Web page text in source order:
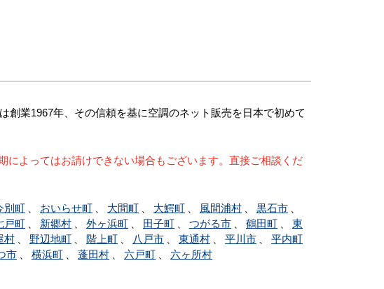
業1967年、その信頼を基に空調のネット販売を日本で初めて
よってはお請けできない場合もございます。直接ご相談くだ
別町 おいらせ町 大間町 大鰐町 風間浦村 黒石市
戸町 新郷村 外ヶ浜町 田子町 つがる市 鶴田町
東
村 野辺地町 階上町 八戸市 東通村 平川市
平内町
市 横浜町 蓬田村 六戸町 六ヶ所村